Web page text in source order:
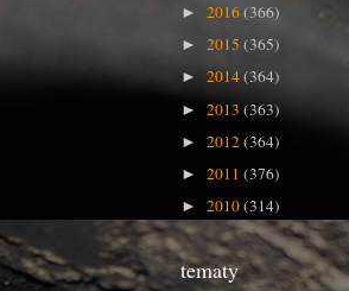
► 2016(366)
► 2015 (365)
► 2014(364)
► 2013 (363)
► 2012(364)
► 2011 (376)
► 2010(314)
tematy